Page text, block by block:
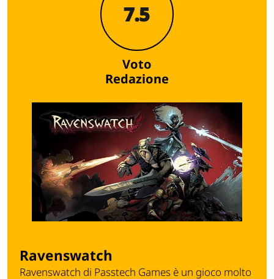
7.5
Voto
Redazione
Ravenswatch
Ravenswatch di Passtech Games è un gioco molto